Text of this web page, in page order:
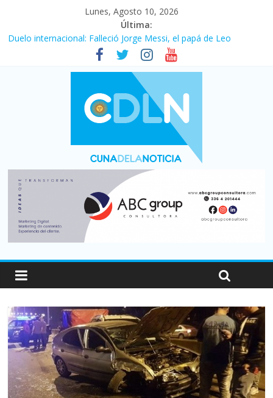
Lunes, Agosto 10, 2026
Última:
Duelo internacional: Falleció Jorge Messi, el papá de Leo
El consumo sigue frenado: las ventas minoristas cayeron 3,8 en
julio y acumulan siete meses en baja
Newell’s cayó 2 a 1 ante Defensa y Justicia en Florencio Varela
por la cuarta fecha del Clausura
El agro argentino logró un récord histórico de exportaciones en
el primer semestre de 2026
La construcción cayó 4,1% en junio y registró su cuarta baja del